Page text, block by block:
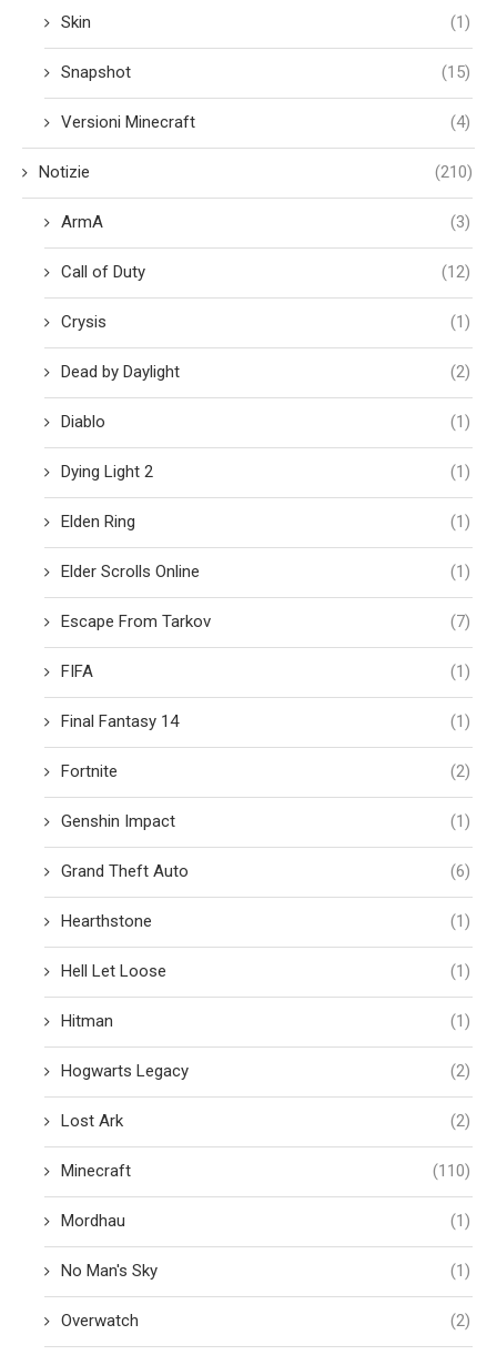
Skin (1)
Snapshot (15)
Versioni Minecraft (4)
Notizie (210)
ArmA (3)
Call of Duty (12)
Crysis (1)
Dead by Daylight (2)
Diablo (1)
Dying Light 2 (1)
Elden Ring (1)
Elder Scrolls Online (1)
Escape From Tarkov (7)
FIFA (1)
Final Fantasy 14 (1)
Fortnite (2)
Genshin Impact (1)
Grand Theft Auto (6)
Hearthstone (1)
Hell Let Loose (1)
Hitman (1)
Hogwarts Legacy (2)
Lost Ark (2)
Minecraft (110)
Mordhau (1)
No Man's Sky (1)
Overwatch (2)